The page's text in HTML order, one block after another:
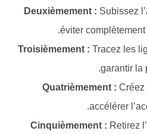
Deuxièmement : Subissez
éviter
Troisièmement : Tracez les
garantir la
Quatrièmement : Créez
accélérer
Cinquièmement : Retirez